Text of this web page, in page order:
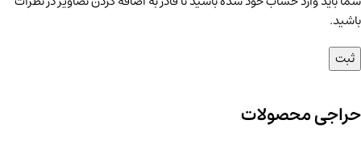
باشید.
حراجی محصولات